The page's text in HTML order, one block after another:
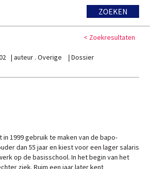
ZOEKEN
< Zoekresultaten
auteur . Overige Dossier
1999 gebruik te maken van de bapo-
dan 55 jaar en kiest voor een lager salaris
op de basisschool. In het begin van het
ziek. Ruim een jaar later kent